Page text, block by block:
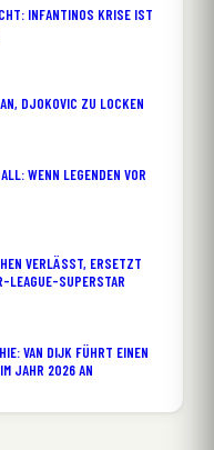
INFANTINOS KRISE IST
DJOKOVIC ZU LOCKEN
WENN LEGENDEN VOR D
VERLÄSST, ERSETZT
LEAGUE-SUPERSTAR
VAN DIJK FÜHRT EINEN
JAHR 2026 AN